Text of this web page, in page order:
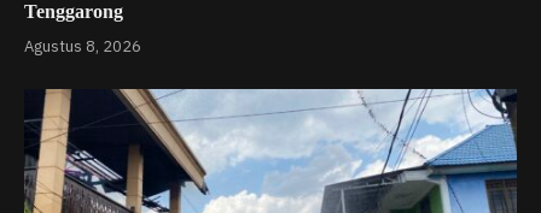
Tenggarong
Agustus 8, 2026